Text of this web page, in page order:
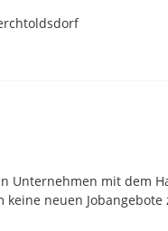
Unternehmen mit dem
neuen Jobangebote